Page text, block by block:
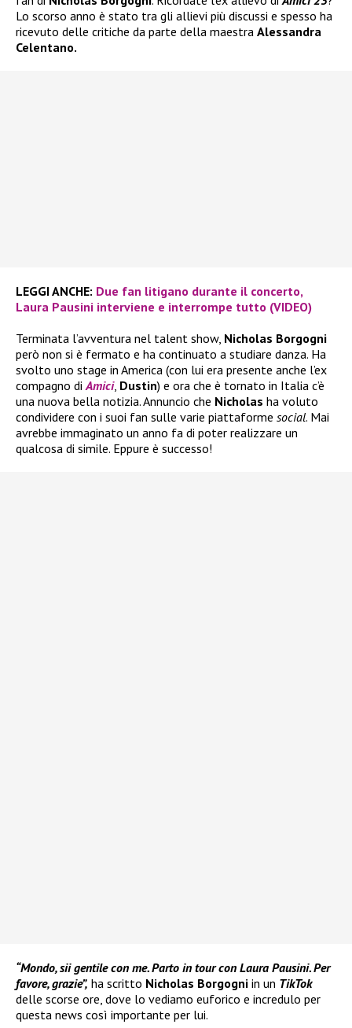
Lo scorso anno è stato tra gli allievi più discussi e spesso ha
ricevuto delle critiche da parte della maestra Alessandra
Celentano.
LEGGI ANCHE: Due fan litigano durante il concerto,
Laura Pausini interviene e interrompe tutto (VIDEO)
Terminata l’avventura nel talent show, Nicholas Borgogni
però non si è fermato e ha continuato a studiare danza. Ha
svolto uno stage in America (con lui era presente anche l’ex
compagno diAmici, Dustin) e ora che è tornato in Italia c’è
una nuova bella notizia. Annuncio che Nicholas ha voluto
condividere con i suoi fan sulle varie piattaforme social. Mai
avrebbe immaginato un anno fa di poter realizzare un
qualcosa di simile. Eppure è successo!
“Mondo, sii gentile con me. Parto in tour con Laura Pausini. Per
favore, grazie”, ha scritto Nicholas Borgogni in un TikTok
delle scorse ore, dove lo vediamo euforico e incredulo per
questa news così importante per lui.